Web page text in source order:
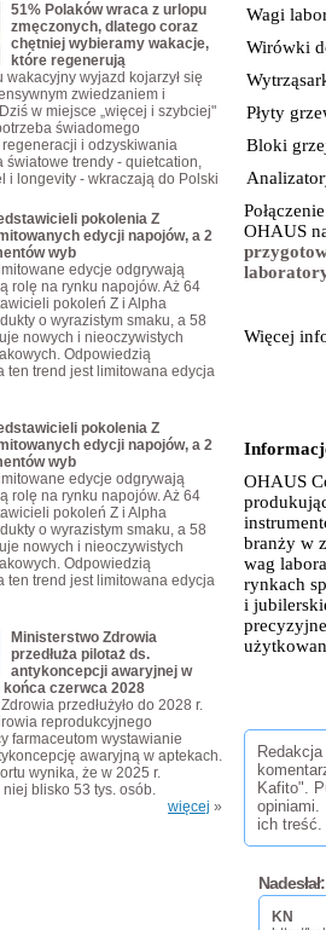
Wagi
Wirówki
·
Płyty
Bloki
·
OHAUS
Więcej
OHAUS
branży w
wag
rynkach
i
Kafito".
opiniami.
ich treść.
Nadesłał:
KN
51% Polaków wraca z urlopu
zmęczonych, dlatego coraz
chętniej wybieramy wakacje,
które regenerują
wakacyjny wyjazd kojarzył się
zwiedzaniem i
w miejsce „więcej i szybciej"
świadomego
i odzyskiwania
światowe trendy - quietcation,
i longevity - wkraczają do Polski
pokolenia Z
edycji napojów, a 2
wyb
edycje odgrywają
rolę na rynku napojów. Aż 64
pokoleń Z i Alpha
o wyrazistym smaku, a 58
nowych i nieoczywistych
Odpowiedzią
ten trend jest limitowana edycja
pokolenia Z
edycji napojów, a 2
wyb
edycje odgrywają
rolę na rynku napojów. Aż 64
pokoleń Z i Alpha
o wyrazistym smaku, a 58
nowych i nieoczywistych
Odpowiedzią
ten trend jest limitowana edycja
Ministerstwo Zdrowia
przedłuża pilotaż ds.
antykoncepcji awaryjnej w
czerwca 2028
przedłużyło do 2028 r.
reprodukcyjnego
farmaceutom wystawianie
awaryjną w aptekach.
wynika, że w 2025 r.
niej blisko 53 tys. osób.
więcej »